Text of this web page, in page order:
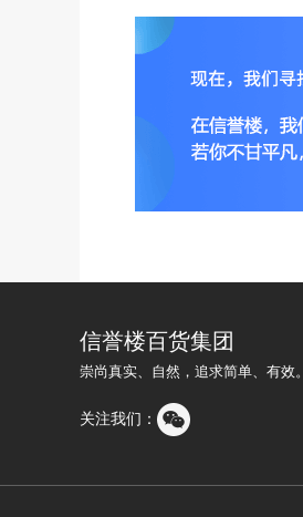
信誉楼百货集团
崇尚真实、自然，追求简单、有效。
关注我们：